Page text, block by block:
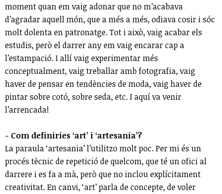
moment quan em vaig adonar que no m’acabava
d’agradar aquell món, que a més a més, odiava cosir i sóc
molt dolenta en patronatge. Tot i això, vaig acabar els
estudis, però el darrer any em vaig encarar cap a
l’estampació. I allí vaig experimentar més
conceptualment, vaig treballar amb fotografia, vaig
haver de pensar en tendències de moda, vaig haver de
pintar sobre cotó, sobre seda, etc. I aquí va venir
l’arrencada!
- Com definiries ‘art’ i ‘artesania’?
La paraula ‘artesania’ l’utilitzo molt poc. Per mi és un
procés tècnic de repetició de quelcom, que té un ofici al
darrere i es fa a mà, però que no inclou explícitament
creativitat. En canvi, ‘art’ parla de concepte, de voler